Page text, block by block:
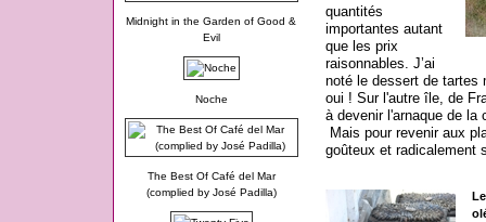
Midnight in the Garden of Good &
Evil
Noche
The Best Of Café del Mar
(complied by José Padilla)
quantités
importantes autant
que les prix
raisonnables. J’ai
noté le dessert de tartes
oui ! Sur l'autre île, de
à devenir l'arnaque de la
Mais pour revenir aux
goûteux et radicalement